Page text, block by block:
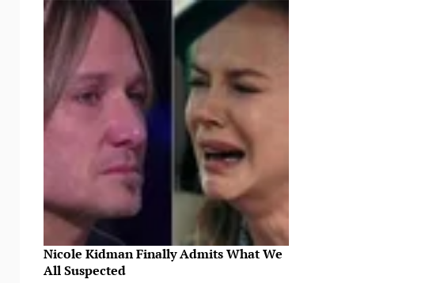
Nicole Kidman Finally Admits What We
All Suspected